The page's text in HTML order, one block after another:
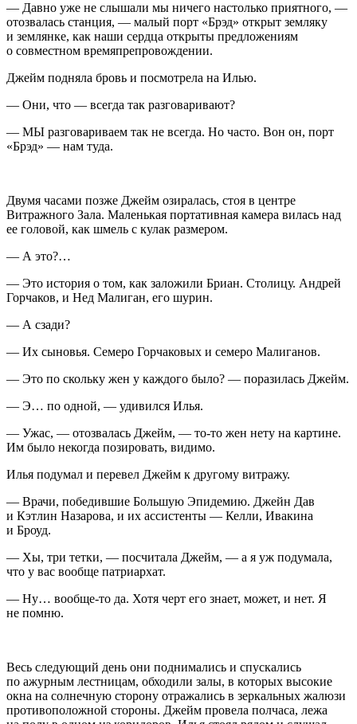
— Давно уже не слышали мы ничего настолько приятного, —
отозвалась станция, — малый порт «Брэд» открыт земляку
и землянке, как наши сердца открыты предложениям
о совместном времяпрепровождении.
Джейм подняла бровь и посмотрела на Илью.
— Они, что — всегда так разговаривают?
— МЫ разговариваем так не всегда. Но часто. Вон он, порт
«Брэд» — нам туда.
Двумя часами позже Джейм озиралась, стоя в центре
Витражного Зала. Маленькая портативная камера вилась над
ее головой, как шмель с кулак размером.
— А это?…
— Это история о том, как заложили Бриан. Столицу. Андрей
Горчаков, и Нед Малиган, его шурин.
— А сзади?
— Их сыновья. Семеро Горчаковых и семеро Малиганов.
— Это по скольку жен у каждого было? — поразилась Джейм.
— Э… по одной, — удивился Илья.
— Ужас, — отозвалась Джейм, — то-то жен нету на картине.
Им было некогда позировать, видимо.
Илья подумал и перевел Джейм к другому витражу.
— Врачи, победившие Большую Эпидемию. Джейн Дав
и Кэтлин Назарова, и их ассистенты — Келли, Ивакина
и Броуд.
— Хы, три тетки, — посчитала Джейм, — а я уж подумала,
что у вас вообще патриархат.
— Ну… вообще-то да. Хотя черт его знает, может, и нет. Я
не помню.
Весь следующий день они поднимались и спускались
по ажурным лестницам, обходили залы, в которых высокие
окна на солнечную сторону отражались в зеркальных жалюзи
противоположной стороны. Джейм провела полчаса, лежа